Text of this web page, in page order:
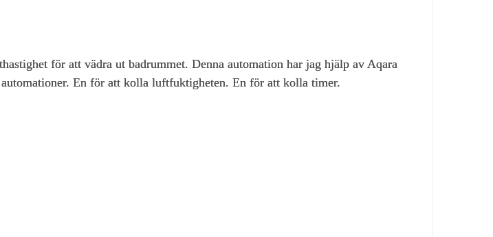
för att vädra ut badrummet. Denna automation har jag hjälp av Aqara
En för att kolla luftfuktigheten. En för att kolla timer.